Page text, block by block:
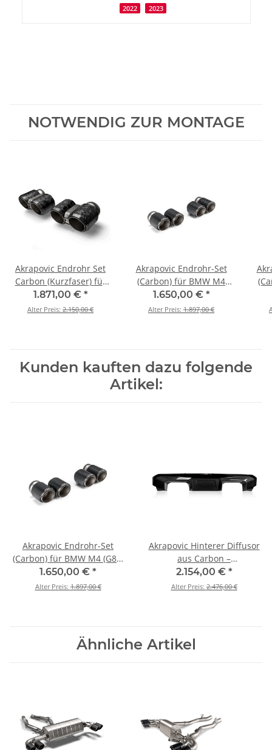
2022 2023
NOTWENDIG ZUR MONTAGE
Akrapovic Endrohr Set
Carbon (Kurzfaser) für
M2 Coupé (G87) / M3
(G80/G81) / M4
1.871,00 € *
Alter Preis: 2.150,00 €
Akrapovic Endrohr-Set
(Carbon) für BMW M4
(G82, G83) - OPF/GPF BJ
2021 > 2024 (TP-CT/68)
1.650,00 € *
Alter Preis: 1.897,00 €
Kunden kauften dazu folgende
Artikel:
Akrapovic Endrohr-Set
(Carbon) für BMW M4 (G82,
G83) - OPF/GPF BJ 2021 >
2024 (TP-CT/68)
1.650,00 € *
Alter Preis:1.897,00 €
Akrapovic Hinterer Diffusor
aus Carbon –
Hochglanzschwarz für BMW
M4 (G82, G83) - OPF/GPF BJ
2.154,00 € *
Alter Preis:2.476,00 €
Ähnliche Artikel